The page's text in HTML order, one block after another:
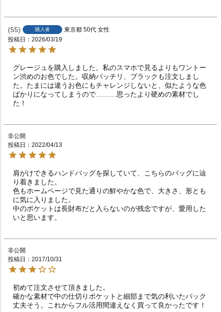
55 購入者 東京都 50代 女性
投稿日
2026/03/19
グレージュを購入しました。私のスマホで見るよりもワントー
ン渋めのお色でした。収納バッチリ、ブラックも注文しまし
た。たまには違うお色にもチャレンジしないと、似たような色
ばかりになってしまうので………思ったより硬めの素材でし
た！
非公開
投稿日
2022/04/13
肩がけできるハンドバッグを探していて、こちらのバッグに辿
り着きました。
色もホームページで見た通りの鮮やかな色で、大きさ、形とも
に気に入りました。
中のポケットは長財布だと入らないのが残念ですが、愛用した
いと思います。
非公開
投稿日
2017/10/31
初めて注文させて頂きました。
確かな素材で中の仕切りポケットと細部まで気の利いたバック
丈夫そう。これからフル活用間違えなく買って良かったです！